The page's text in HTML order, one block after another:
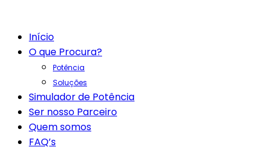
Início
O que Procura?
Potência
Soluções
Simulador de Potência
Ser nosso Parceiro
Quem somos
FAQ’s